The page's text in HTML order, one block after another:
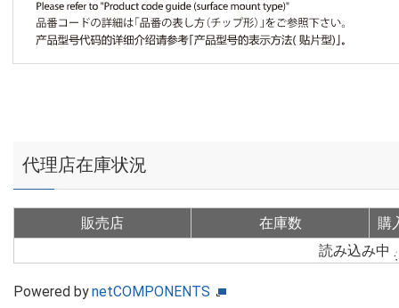
代理店在庫状況
販売店 在庫数
購
読み込み中
Powered bynetCOMPONENTS